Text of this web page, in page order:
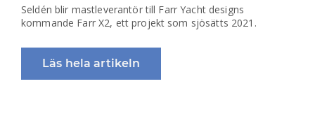
Seldén blir mastleverantör till Farr Yacht designs
kommande Farr X2, ett projekt som sjösätts 2021.
Läs hela artikeln